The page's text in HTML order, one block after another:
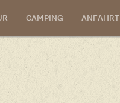
CAMPING ANFAHRT